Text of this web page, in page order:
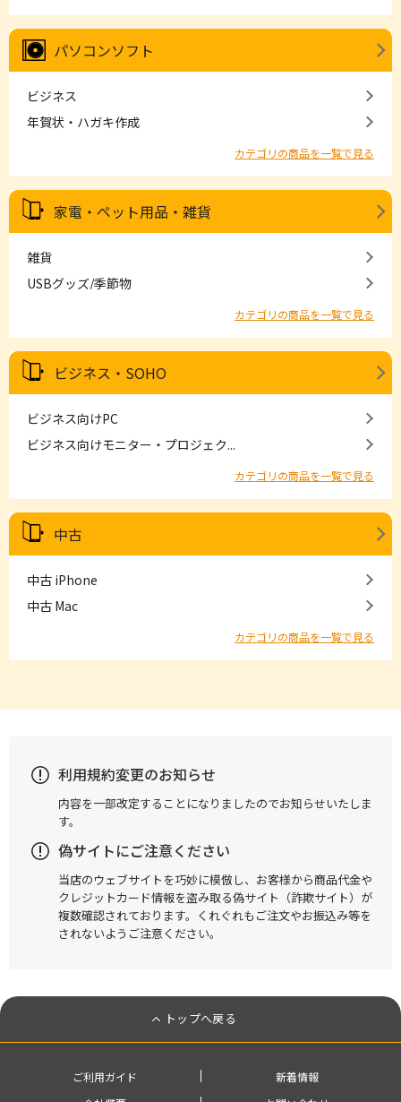
パソコンソフト
ビジネス
年賀状・ハガキ作成
カテゴリの商品を一覧で見る
家電・ペット用品・雑貨
雑貨
USBグッズ/季節物
カテゴリの商品を一覧で見る
ビジネス・SOHO
ビジネス向けPC
ビジネス向けモニター・プロジェク...
カテゴリの商品を一覧で見る
中古
中古 iPhone
中古 Mac
カテゴリの商品を一覧で見る
利用規約変更のお知らせ
内容を一部改定することになりましたのでお知らせいたしま
す。
偽サイトにご注意ください
当店のウェブサイトを巧妙に模倣し、お客様から商品代金や
クレジットカード情報を盗み取る偽サイト（詐欺サイト）が
複数確認されております。くれぐれもご注文やお振込み等を
されないようご注意ください。
トップへ戻る
ご利用ガイド
新着情報